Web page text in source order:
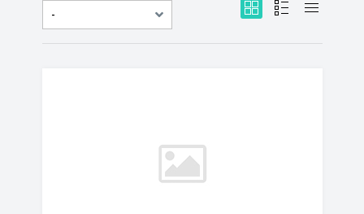
-
по дате
по популярности
сначала дешёвые
сначала дорогие